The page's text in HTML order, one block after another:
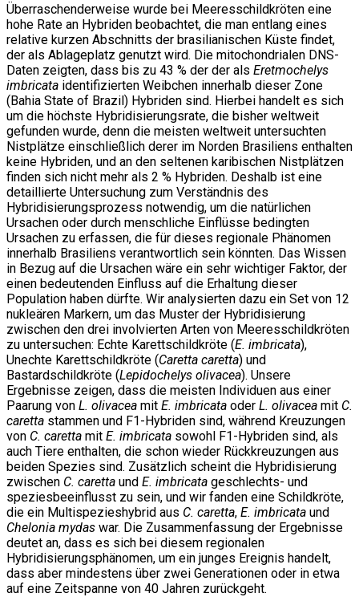
Überraschenderweise wurde bei Meeresschildkröten eine
hohe Rate an Hybriden beobachtet, die man entlang eines
relative kurzen Abschnitts der brasilianischen Küste findet,
der als Ablageplatz genutzt wird. Die mitochondrialen DNS-
Daten zeigten, dass bis zu 43 % der der als Eretmochelys
imbricata identifizierten Weibchen innerhalb dieser Zone
(Bahia State of Brazil) Hybriden sind. Hierbei handelt es sich
um die höchste Hybridisierungsrate, die bisher weltweit
gefunden wurde, denn die meisten weltweit untersuchten
Nistplätze einschließlich derer im Norden Brasiliens enthalten
keine Hybriden, und an den seltenen karibischen Nistplätzen
finden sich nicht mehr als 2 % Hybriden. Deshalb ist eine
detaillierte Untersuchung zum Verständnis des
Hybridisierungsprozess notwendig, um die natürlichen
Ursachen oder durch menschliche Einflüsse bedingten
Ursachen zu erfassen, die für dieses regionale Phänomen
innerhalb Brasiliens verantwortlich sein könnten. Das Wissen
in Bezug auf die Ursachen wäre ein sehr wichtiger Faktor, der
einen bedeutenden Einfluss auf die Erhaltung dieser
Population haben dürfte. Wir analysierten dazu ein Set von 12
nukleären Markern, um das Muster der Hybridisierung
zwischen den drei involvierten Arten von Meeresschildkröten
zu untersuchen: Echte Karettschildkröte (E. imbricata),
Unechte Karettschildkröte (Caretta caretta) und
Bastardschildkröte (Lepidochelys olivacea). Unsere
Ergebnisse zeigen, dass die meisten Individuen aus einer
Paarung von L. olivacea mit E. imbricata oder L. olivacea mit C.
caretta stammen und F1-Hybriden sind, während Kreuzungen
von C. caretta mit E. imbricata sowohl F1-Hybriden sind, als
auch Tiere enthalten, die schon wieder Rückkreuzungen aus
beiden Spezies sind. Zusätzlich scheint die Hybridisierung
zwischen C. caretta und E. imbricata geschlechts- und
speziesbeeinflusst zu sein, und wir fanden eine Schildkröte,
die ein Multispezieshybrid aus C. caretta, E. imbricata und
Chelonia mydas war. Die Zusammenfassung der Ergebnisse
deutet an, dass es sich bei diesem regionalen
Hybridisierungsphänomen, um ein junges Ereignis handelt,
dass aber mindestens über zwei Generationen oder in etwa
auf eine Zeitspanne von 40 Jahren zurückgeht.